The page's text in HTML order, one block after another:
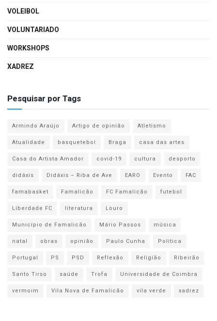
VOLEIBOL
VOLUNTARIADO
WORKSHOPS
XADREZ
Pesquisar por Tags
Armindo Araújo Artigo de opinião
Atletismo
Atualidade
basquetebol Braga
casa das artes
Casa do Artista Amador
covid-19 cultura
desporto
didáxis
Didáxis – Riba de Ave EARO Evento
FAC
famabasket
Famalicão FC Famalicão
futebol
Liberdade FC
literatura
Louro
Município de Famalicão
Mário Passos
música
natal
obras opinião Paulo Cunha
Politica
Portugal
PS PSD Reflexão Religião
Ribeirão
Santo Tirso
saúde Trofa
Universidade de Coimbra
vermoim
Vila Nova de Famalicão vila verde xadrez